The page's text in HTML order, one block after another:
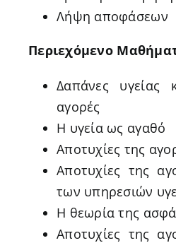
Λήψη αποφάσεων
Περιεχόμενο
Δαπάνες υγείας
αγορές
Η υγεία ως αγαθό
Αποτυχίες της
Αποτυχίες της
των υπηρεσιών
Η θεωρία της
Αποτυχίες της